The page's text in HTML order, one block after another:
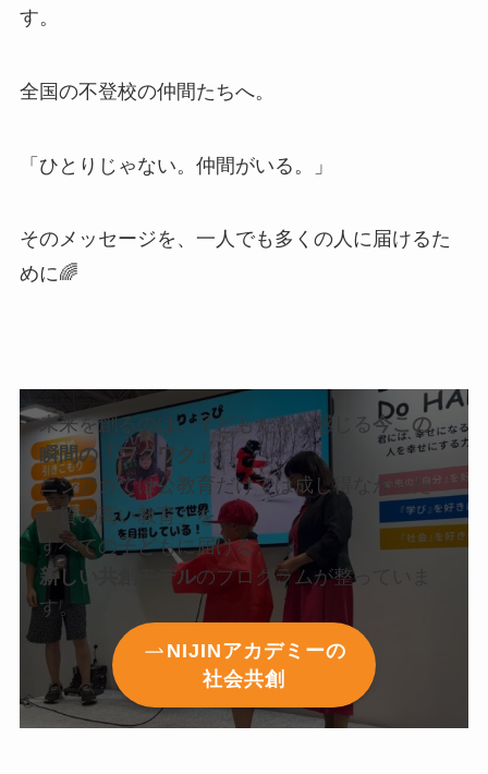
す。
全国の不登校の仲間たちへ。
「ひとりじゃない。仲間がいる。」
そのメッセージを、一人でも多くの人に届けるた
めに🌈
未来を創るのは、子どもたちが感じる 今この
瞬間の「ワクワク」
ニジアカでは公教育だけでは成し得なかった
「質の高い教育」を
すべての子どもに届ける、
新しい共創モデルのプログラムが整っていま
す。
NIJINアカデミーの
社会共創